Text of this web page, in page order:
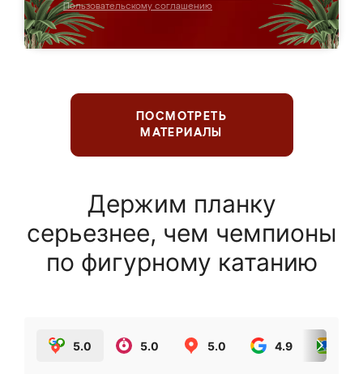
Пользовательскому соглашению
ПОСМОТРЕТЬ
МАТЕРИАЛЫ
Держим планку
серьезнее, чем чемпионы
по фигурному катанию
5.0 5.0 5.0 4.9